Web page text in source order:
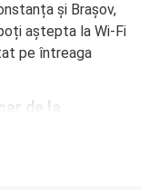
și Brașov,
aștepta la Wi-Fi
pe întreaga
de la